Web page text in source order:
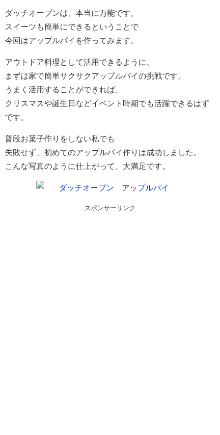
ダッチオーブンは、本当に万能です。
スイーツも簡単にできるということで
今回はアップルパイを作ってみます。
アウトドア料理として活用できるように、
まずは家で簡単サクサクアップルパイの挑戦です。
うまく活用することができれば、
クリスマスや誕生日などイベント時期でも活躍できるはず
です。
普段お菓子作りをしない私でも
失敗せず、初めてのアップルパイ作りは成功しました。
こんな写真のように仕上がって、大満足です。
スポンサーリンク